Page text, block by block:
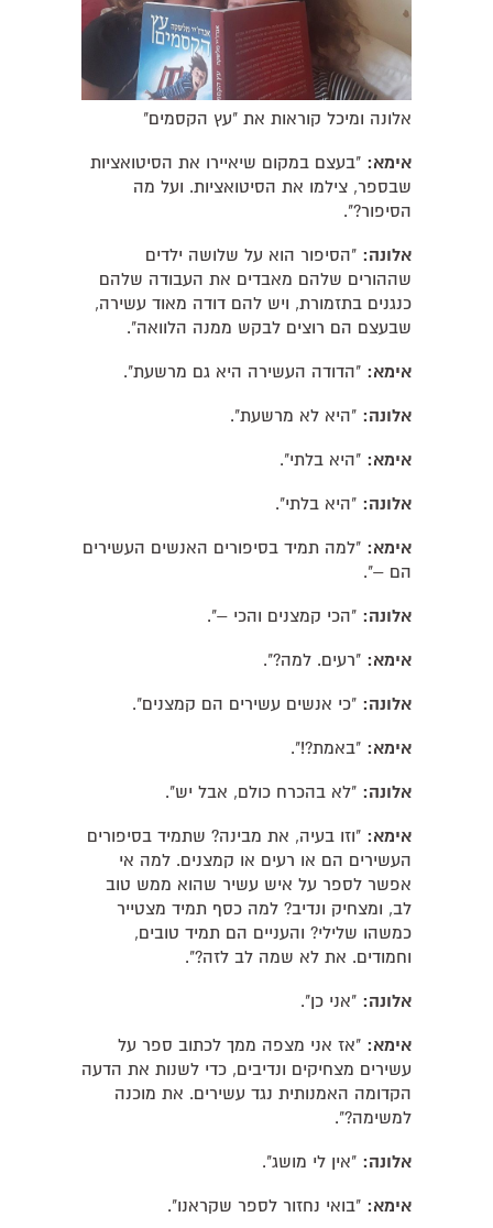
אלונה ומיכל קוראות את "עץ הקסמים"
אימא: "בעצם במקום שיאיירו את הסיטואציות
שבספר, צילמו את הסיטואציות. ועל מה
הסיפור?".
אלונה: "הסיפור הוא על שלושה ילדים
שההורים שלהם מאבדים את העבודה שלהם
כנגנים בתזמורת, ויש להם דודה מאוד עשירה,
שבעצם הם רוצים לבקש ממנה הלוואה".
אימא: "הדודה העשירה היא גם מרשעת".
אלונה: "היא לא מרשעת".
אימא: "היא בלתי".
אלונה: "היא בלתי".
אימא: "למה תמיד בסיפורים האנשים העשירים
הם –".
אלונה: "הכי קמצנים והכי –".
אימא: "רעים. למה?".
אלונה: "כי אנשים עשירים הם קמצנים".
אימא: "באמת?!".
אלונה: "לא בהכרח כולם, אבל יש".
אימא: "וזו בעיה, את מבינה? שתמיד בסיפורים
העשירים הם או רעים או קמצנים. למה אי
אפשר לספר על איש עשיר שהוא ממש טוב
לב, ומצחיק ונדיב? למה כסף תמיד מצטייר
כמשהו שלילי? והעניים הם תמיד טובים,
וחמודים. את לא שמה לב לזה?".
אלונה: "אני כן".
אימא: "אז אני מצפה ממך לכתוב ספר על
עשירים מצחיקים ונדיבים, כדי לשנות את הדעה
הקדומה האמנותית נגד עשירים. את מוכנה
למשימה?".
אלונה: "אין לי מושג".
אימא: "בואי נחזור לספר שקראנו".